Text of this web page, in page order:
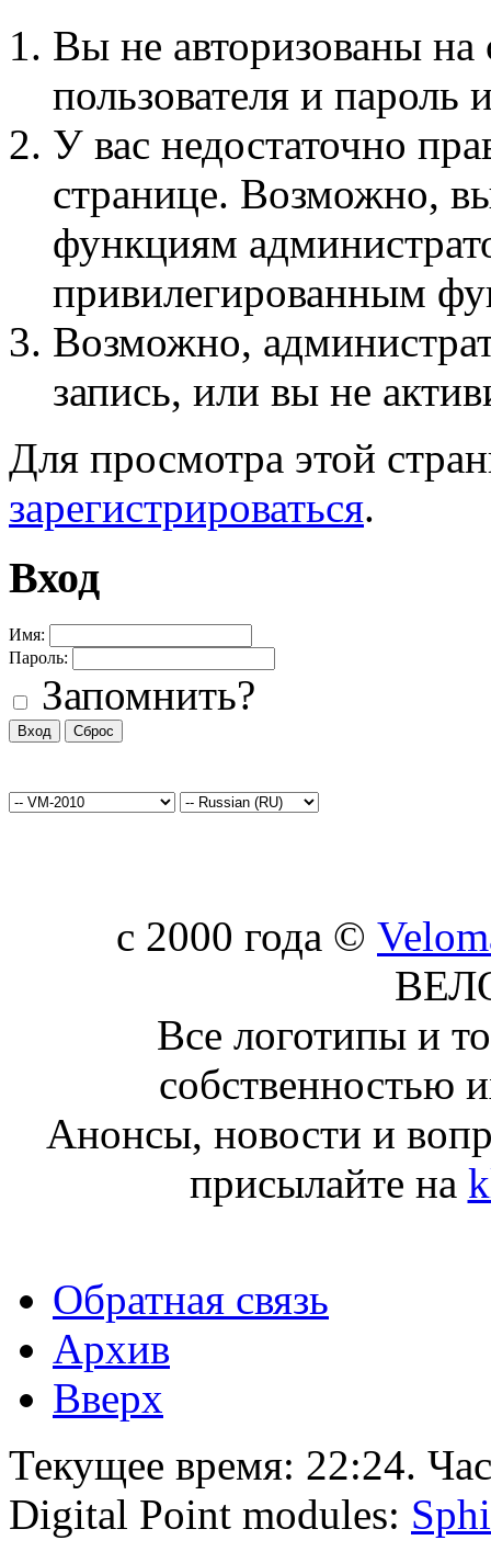
Вы не авторизованы на
пользователя и пароль
У вас недостаточно
странице. Возможно,
функциям
привилегированным
Возможно,
запись, или вы не
Для просмотра этой
зарегистрироваться.
Вход
Имя:
Пароль:
Запомнить?
c 2000 года ©
Все логотипы и
собственностью
Анонсы, новости и
присылайте на
Обратная связь
Архив
Вверх
Текущее время: 22:24.
Digital Point modules: